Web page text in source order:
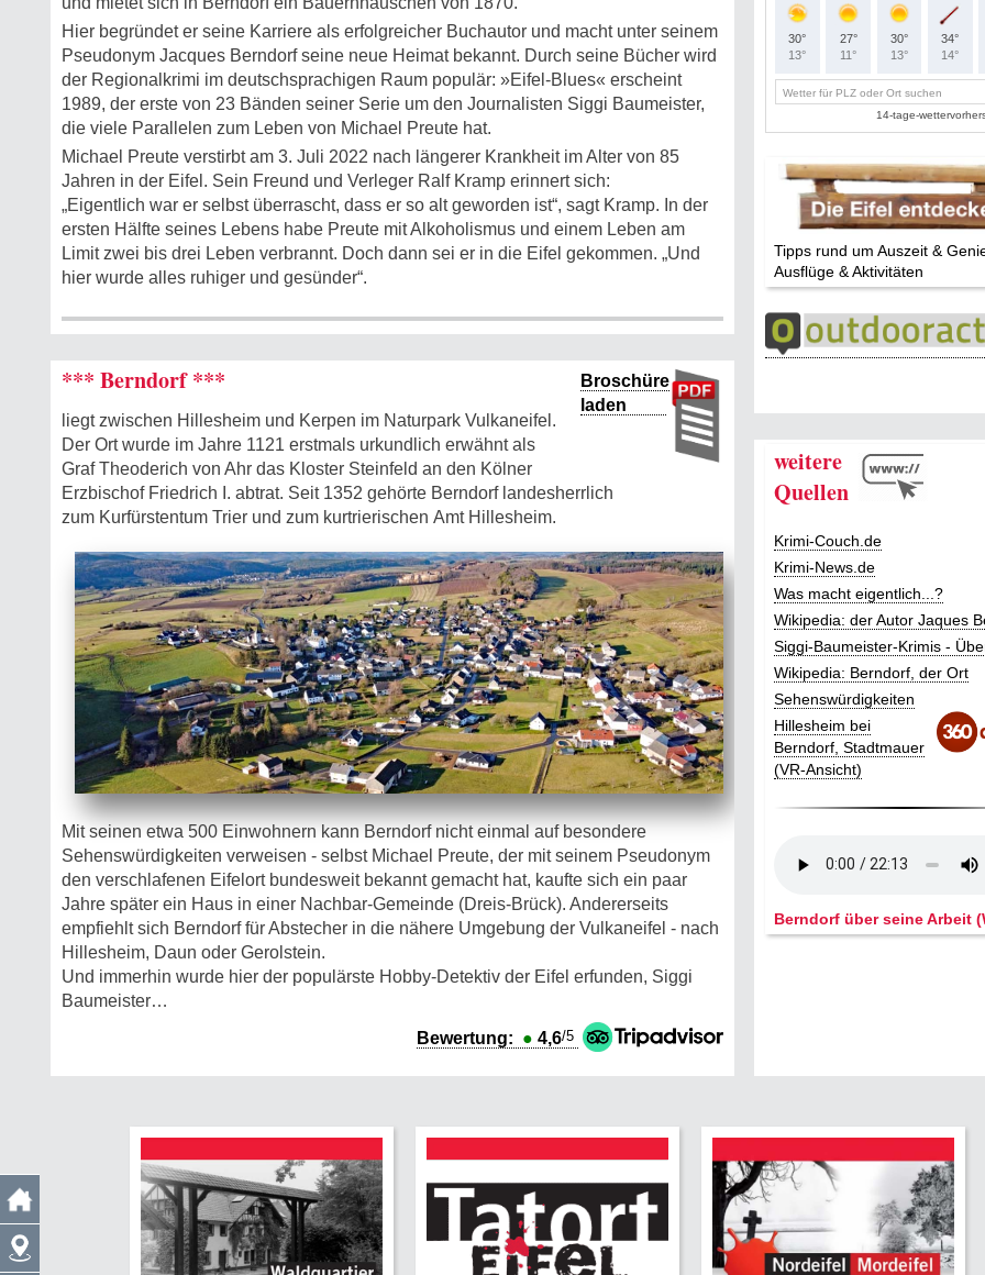
Hier begründet er seine Karriere als erfolgreicher Buchautor und macht unter seinem
Pseudonym Jacques Berndorf seine neue Heimat bekannt. Durch seine Bücher wird
der Regionalkrimi im deutschsprachigen Raum populär: »Eifel-Blues« erscheint
1989, der erste von 23 Bänden seiner Serie um den Journalisten Siggi Baumeister,
die viele Parallelen zum Leben von Michael Preute hat.
Michael Preute verstirbt am 3. Juli 2022 nach längerer Krankheit im Alter von 85
Jahren in der Eifel. Sein Freund und Verleger Ralf Kramp erinnert sich:
„Eigentlich war er selbst überrascht, dass er so alt geworden ist“, sagt Kramp. In der
ersten Hälfte seines Lebens habe Preute mit Alkoholismus und einem Leben am
Limit zwei bis drei Leben verbrannt. Doch dann sei er in die Eifel gekommen. „Und
hier wurde alles ruhiger und gesünder“.
Broschüre
laden
*** Berndorf ***
liegt zwischen Hillesheim und Kerpen im Naturpark Vulkaneifel.
Der Ort wurde im Jahre 1121 erstmals urkundlich erwähnt als
Graf Theoderich von Ahr das Kloster Steinfeld an den Kölner
Erzbischof Friedrich I. abtrat. Seit 1352 gehörte Berndorf landesherrlich
zum Kurfürstentum Trier und zum kurtrierischen Amt Hillesheim.
Mit seinen etwa 500 Einwohnern kann Berndorf nicht einmal auf besondere
Sehenswürdigkeiten verweisen - selbst Michael Preute, der mit seinem Pseudo­nym
den verschlafenen Eifelort bundesweit bekannt gemacht hat, kaufte sich ein paar
Jahre später ein Haus in einer Nachbar-Gemeinde (Dreis-Brück). Andererseits
empfiehlt sich Berndorf für Abstecher in die nähere Umgebung der Vulkaneifel - nach
Hillesheim, Daun oder Gerolstein.
Und immerhin wurde hier der populärste Hobby-Detektiv der Eifel erfunden, Siggi
Baumeister…
Bewertung: ● 4,6/5
Tipps rund um Auszeit &
Ausflüge & Aktivitäten
weitere
Quellen
Krimi-Couch.de
Krimi-News.de
Was macht eigentlich...?
Wikipedia: der Autor Jaques
Siggi-Baumeister-Krimis -
Wikipedia: Berndorf, der Ort
Sehenswürdigkeiten
Hillesheim bei
Berndorf, Stadtmauer
(VR-Ansicht)
Berndorf über seine Arbeit